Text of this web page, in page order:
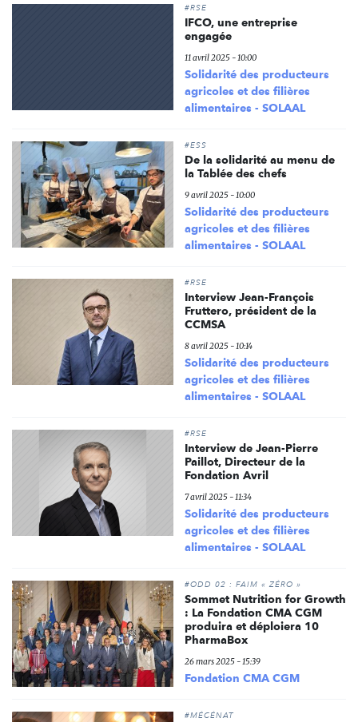
#RSE
IFCO, une entreprise
engagée
11 avril 2025 - 10:00
Solidarité des producteurs
agricoles et des filières
alimentaires - SOLAAL
#ESS
De la solidarité au menu de
la Tablée des chefs
9 avril 2025 - 10:00
Solidarité des producteurs
agricoles et des filières
alimentaires - SOLAAL
#RSE
Interview Jean-François
Fruttero, président de la
CCMSA
8 avril 2025 - 10:14
Solidarité des producteurs
agricoles et des filières
alimentaires - SOLAAL
#RSE
Interview de Jean-Pierre
Paillot, Directeur de la
Fondation Avril
7 avril 2025 - 11:34
Solidarité des producteurs
agricoles et des filières
alimentaires - SOLAAL
#ODD 02 : FAIM « ZÉRO »
Sommet Nutrition for Growth
: La Fondation CMA CGM
produira et déploiera 10
PharmaBox
26 mars 2025 - 15:39
Fondation CMA CGM
#MÉCÉNAT